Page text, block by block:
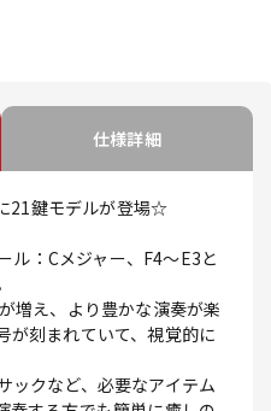
仕様詳細
21鍵モデルが登場☆
ル：Cメジャー、F4～E3と
増え、より豊かな演奏が楽
が刻まれていて、視覚的に
ックなど、必要なアイテム